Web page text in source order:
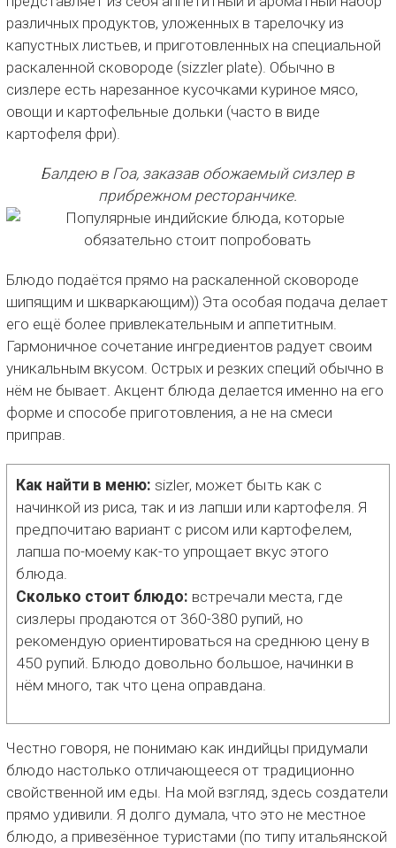
различных продуктов, уложенных в тарелочку из
капустных листьев, и приготовленных на специальной
раскаленной сковороде (sizzler plate). Обычно в
сизлере есть нарезанное кусочками куриное мясо,
овощи и картофельные дольки (часто в виде
картофеля фри).
Балдею в Гоа, заказав обожаемый сизлер в
прибрежном ресторанчике.
Блюдо подаётся прямо на раскаленной сковороде
шипящим и шкваркающим)) Эта особая подача делает
его ещё более привлекательным и аппетитным.
Гармоничное сочетание ингредиентов радует своим
уникальным вкусом. Острых и резких специй обычно в
нём не бывает. Акцент блюда делается именно на его
форме и способе приготовления, а не на смеси
приправ.
Как найти в меню: sizler, может быть как с
начинкой из риса, так и из лапши или картофеля. Я
предпочитаю вариант с рисом или картофелем,
лапша по-моему как-то упрощает вкус этого
блюда.
Сколько стоит блюдо: встречали места, где
сизлеры продаются от 360-380 рупий, но
рекомендую ориентироваться на среднюю цену в
450 рупий. Блюдо довольно большое, начинки в
нём много, так что цена оправдана.
Честно говоря, не понимаю как индийцы придумали
блюдо настолько отличающееся от традиционно
свойственной им еды. На мой взгляд, здесь создатели
прямо удивили. Я долго думала, что это не местное
блюдо, а привезённое туристами (по типу итальянской